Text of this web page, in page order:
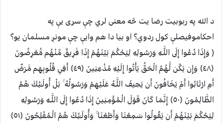
د الله په ربوبيت رضا يت څه معنی لري چې سړی يې په
احکاموفيصلې کول ردوي؟ او بيا دا هم وايې چې مونږ مسلمان يو؟
( وَإِذَا دُعُوا إِلَى اللَّـهِ وَرَسُولِهِ لِيَحْكُمَ بَيْنَهُمْ إِذَا فَرِيقٌ مِّنْهُم مُّعْرِضُونَ
﴿٤٨﴾ وَإِن يَكُن لَّهُمُ الْحَقُّ يَأْتُوا إِلَيْهِ مُذْعِنِينَ ﴿٤٩﴾ أَفِي قُلُوبِهِم مَّرَضٌ
أَمِ ارْتَابُوا أَمْ يَخَافُونَ أَن يَحِيفَ اللَّـهُ عَلَيْهِمْ وَرَسُولُهُ ۚ بَلْ أُولَـٰئِكَ هُمُ
الظَّالِمُونَ ﴿٥٠﴾ إِنَّمَا كَانَ قَوْلَ الْمُؤْمِنِينَ إِذَا دُعُوا إِلَى اللَّـهِ وَرَسُولِهِ
لِيَحْكُمَ بَيْنَهُمْ أَن يَقُولُوا سَمِعْنَا وَأَطَعْنَا ۚ وَأُولَـٰئِكَ هُمُ الْمُفْلِحُونَ ﴿٥١﴾